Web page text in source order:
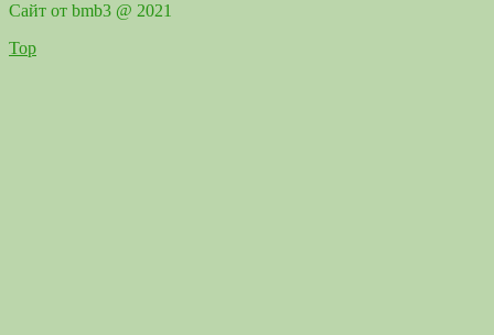
Сайт от bmb3 @ 2021
Top